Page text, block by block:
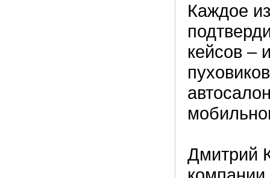
Каждое
кейсов –
Дмитрий